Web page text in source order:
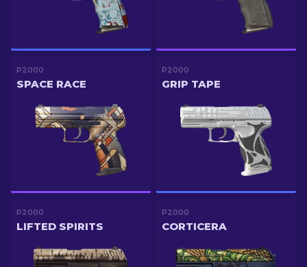
P2000
SPACE RACE
P2000
GRIP TAPE
P2000
LIFTED SPIRITS
P2000
CORTICERA